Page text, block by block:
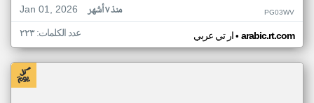
Jan 01, 2026
منذ ٧ أشهر PG03WV
ار تي عربي• arabic.rt.com عدد الكلمات: ٢٢٣